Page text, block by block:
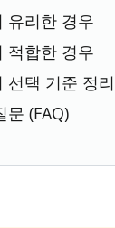
유리한 경우
적합한 경우
선택 기준 정리
문 (FAQ)